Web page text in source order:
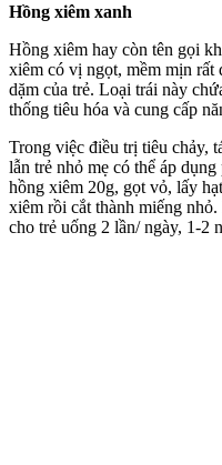
Hồng xiêm xanh
Hồng xiêm hay còn tên gọi
xiêm có vị ngọt, mềm mịn rất
dặm của trẻ. Loại trái này
thống tiêu hóa và cung cấp
Trong việc điều trị tiêu chảy,
lẫn trẻ nhỏ mẹ có thể áp
hồng xiêm 20g, gọt vỏ, lấy
xiêm rồi cắt thành miếng
cho trẻ uống 2 lần/ ngày, 1-2